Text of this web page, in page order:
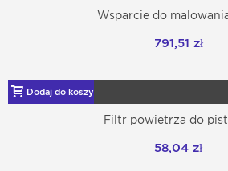
Wsparcie do
791,51 zł
Dodaj do koszyka
Filtr powietrza do
58,04 zł